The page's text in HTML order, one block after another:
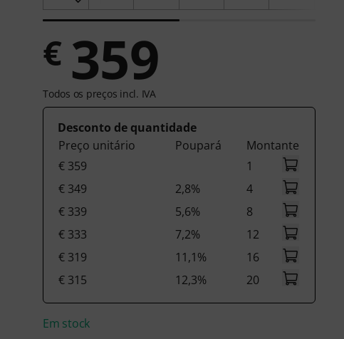
€ 359
Todos os preços incl. IVA
Desconto de quantidade
Preço unitário
Poupará
Montante
€ 359
1
€ 349
2,8%
4
€ 339
5,6%
8
€ 333
7,2%
12
€ 319
11,1%
16
€ 315
12,3% 20
Em stock